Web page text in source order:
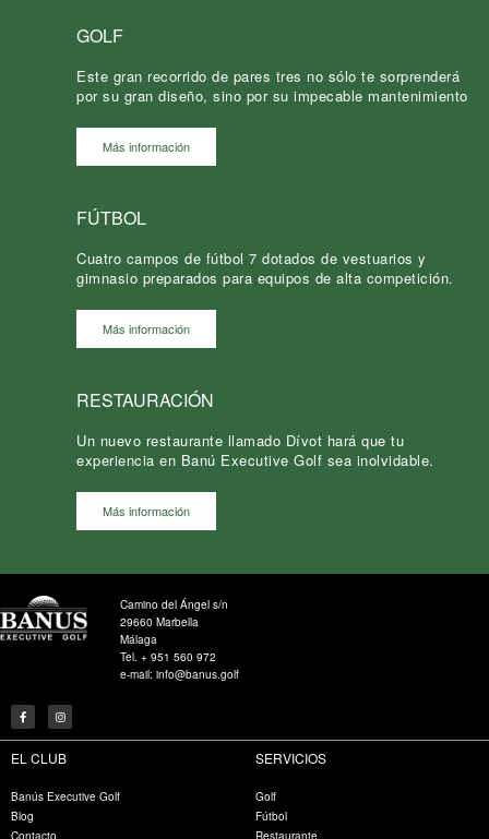
GOLF
Este gran recorrido de pares tres no sólo te sorprenderá
por su gran diseño, sino por su impecable mantenimiento
Más información
FÚTBOL
Cuatro campos de fútbol 7 dotados de vestuarios y
gimnasio preparados para equipos de alta competición.
Más información
RESTAURACIÓN
Un nuevo restaurante llamado Dívot hará que tu
experiencia en Banú Executive Golf sea inolvidable.
Más información
Camino del Ángel s/n
29660 Marbella
Málaga
Tel. + 951 560 972
e-mail: info@banus.golf
EL CLUB
Banús Executive Golf
Blog
Contacto
SERVICIOS
Golf
Fútbol
Restaurante